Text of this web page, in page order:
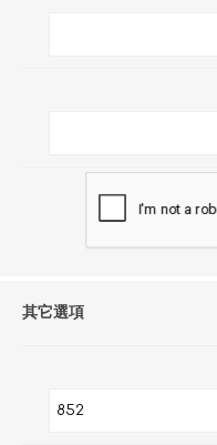
其它選項